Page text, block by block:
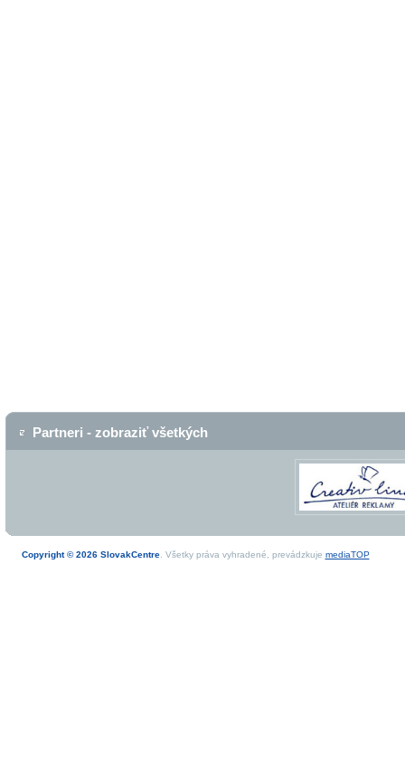
Partneri - zobraziť všetkých
Copyright © 2026 SlovakCentre. Všetky práva vyhradené, prevádzkuje mediaTOP